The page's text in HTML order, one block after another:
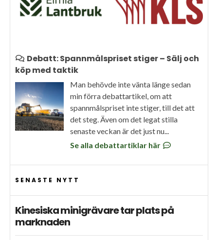
Debatt: Spannmålspriset stiger – Sälj och
köp med taktik
Man behövde inte vänta länge sedan
min förra debattartikel, om att
spannmålspriset inte stiger, till det att
det steg. Även om det legat stilla
senaste veckan är det just nu...
Se alla debattartiklar här
SENASTE NYTT
Kinesiska minigrävare tar plats på
marknaden